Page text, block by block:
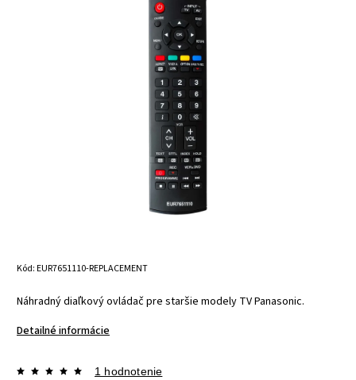
Kód:EUR7651110-REPLACEMENT
Náhradný diaľkový ovládač pre staršie modely TV Panasonic.
Detailné informácie
1 hodnotenie